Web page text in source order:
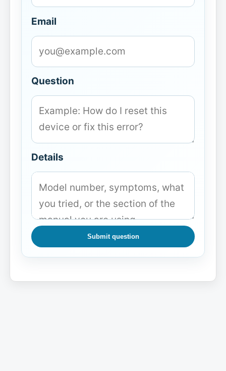
Email
Question
Details
Submit question